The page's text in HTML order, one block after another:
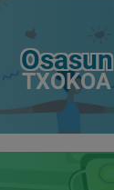
Osasun
TXOKOA